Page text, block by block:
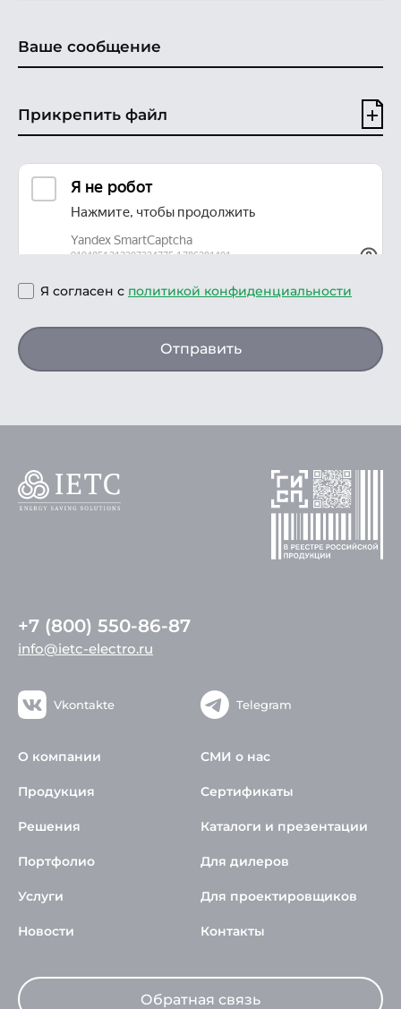
Прикрепить файл
Я согласен с политикой конфиденциальности
Отправить
+7 (800) 550-86-87
info@ietc-electro.ru
Vkontakte Telegram
О компании
Продукция
Решения
Портфолио
Услуги
Новости
СМИ о нас
Сертификаты
Каталоги и презентации
Для дилеров
Для проектировщиков
Контакты
Обратная связь